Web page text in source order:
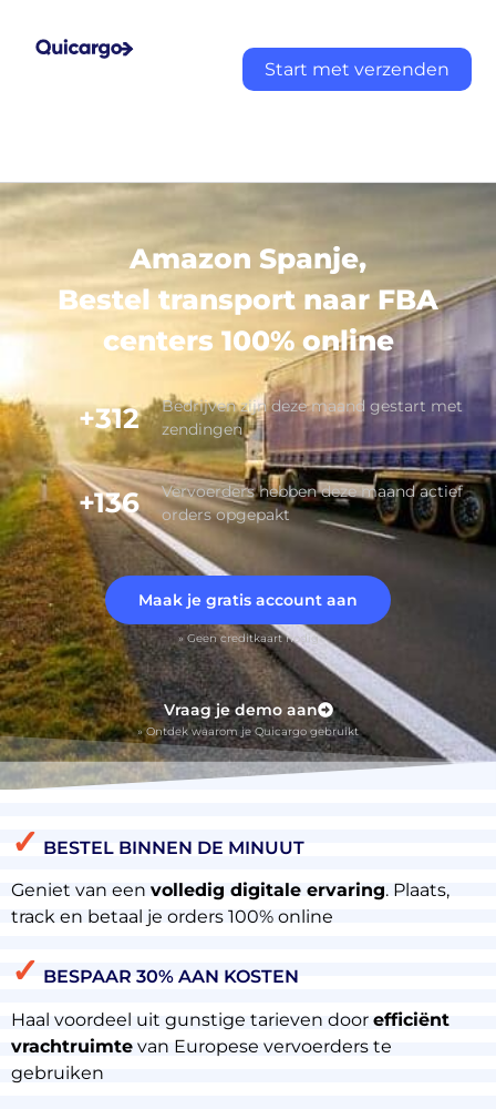
Start met verzenden
Amazon Spanje,
Bestel transport naar FBA
centers 100% online
+312
Bedrijven zijn deze maand gestart met
zendingen
+136
Vervoerders hebben deze maand actief
orders opgepakt
Maak je gratis account aan
» Geen creditkaart nodig
Vraag je demo aan
» Ontdek waarom je Quicargo gebruikt
✓ BESTEL BINNEN DE MINUUT
Geniet van een volledig digitale ervaring. Plaats,
track en betaal je orders 100% online
✓ BESPAAR 30% AAN KOSTEN
Haal voordeel uit gunstige tarieven door efficiënt
vrachtruimte van Europese vervoerders te
gebruiken